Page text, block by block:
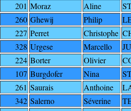
201 Moraz Aline
260 Ghewij Philip
227 Perret Christophe
328 Urgese Marcello
224 Borter Olivier
107 Burgdofer Nina
261 Saurais Anthoine
342 Salerno Séverine